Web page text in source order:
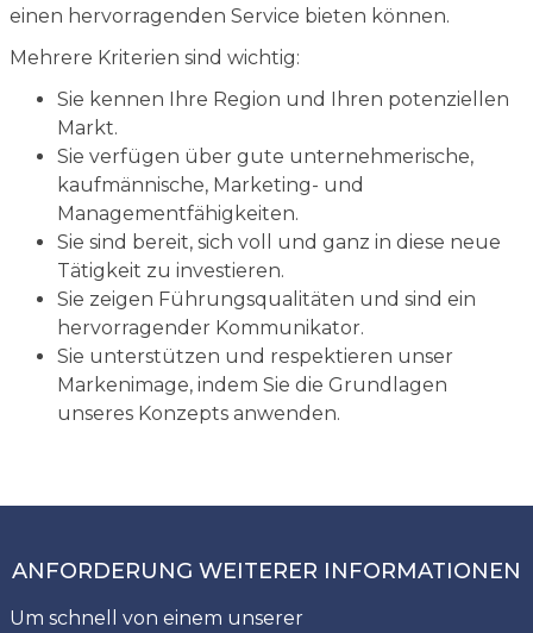
einen hervorragenden Service bieten können.
Mehrere Kriterien sind wichtig:
Sie kennen Ihre Region und Ihren potenziellen
Markt.
Sie verfügen über gute unternehmerische,
kaufmännische, Marketing- und
Managementfähigkeiten.
Sie sind bereit, sich voll und ganz in diese neue
Tätigkeit zu investieren.
Sie zeigen Führungsqualitäten und sind ein
hervorragender Kommunikator.
Sie unterstützen und respektieren unser
Markenimage, indem Sie die Grundlagen
unseres Konzepts anwenden.
ANFORDERUNG WEITERER INFORMATIONEN
Um schnell von einem unserer